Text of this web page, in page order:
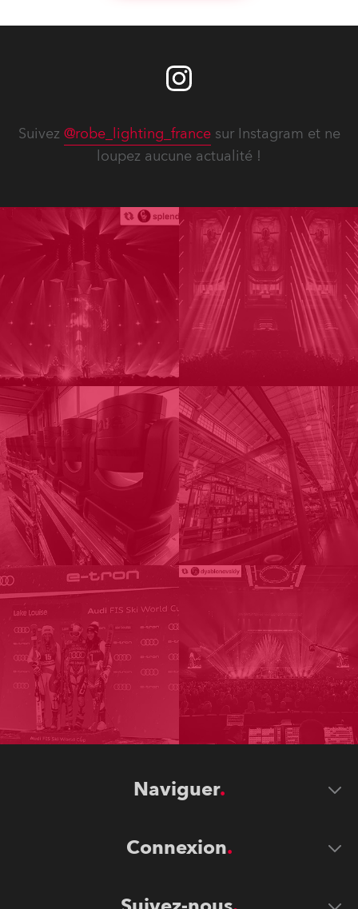
Suivez @robe_lighting_francesur Instagram et ne
loupez aucune actualité !
Naviguer
Connexion